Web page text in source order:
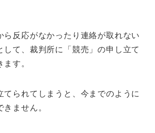
ら反応がなかったり連絡が取れない
して、裁判所に「競売」の申し立て
す。
てられてしまうと、今までのように
ません。